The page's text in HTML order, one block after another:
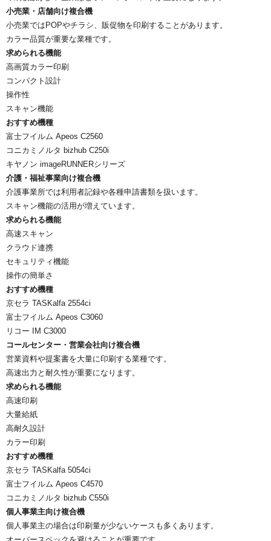
小売業・店舗向け複合機
小売業ではPOPやチラシ、販促物を印刷することがあります。
カラー品質が重要な業種です。
求められる機能
高画質カラー印刷
コンパクト設計
操作性
スキャン機能
おすすめ機種
富士フイルム Apeos C2560
コニカミノルタ bizhub C250i
キヤノン imageRUNNERシリーズ
介護・福祉事業向け複合機
介護事業所では利用者記録や各種申請書類を扱います。
スキャン機能の活用が増えています。
求められる機能
高速スキャン
クラウド連携
セキュリティ機能
操作の簡単さ
おすすめ機種
京セラ TASKalfa 2554ci
富士フイルム Apeos C3060
リコー IM C3000
コールセンター・営業会社向け複合機
営業資料や提案書を大量に印刷する業種です。
高速出力と耐久性が重要になります。
求められる機能
高速印刷
大量給紙
高耐久設計
カラー印刷
おすすめ機種
京セラ TASKalfa 5054ci
富士フイルム Apeos C4570
コニカミノルタ bizhub C550i
個人事業主向け複合機
個人事業主の場合は印刷量が少ないケースも多くあります。